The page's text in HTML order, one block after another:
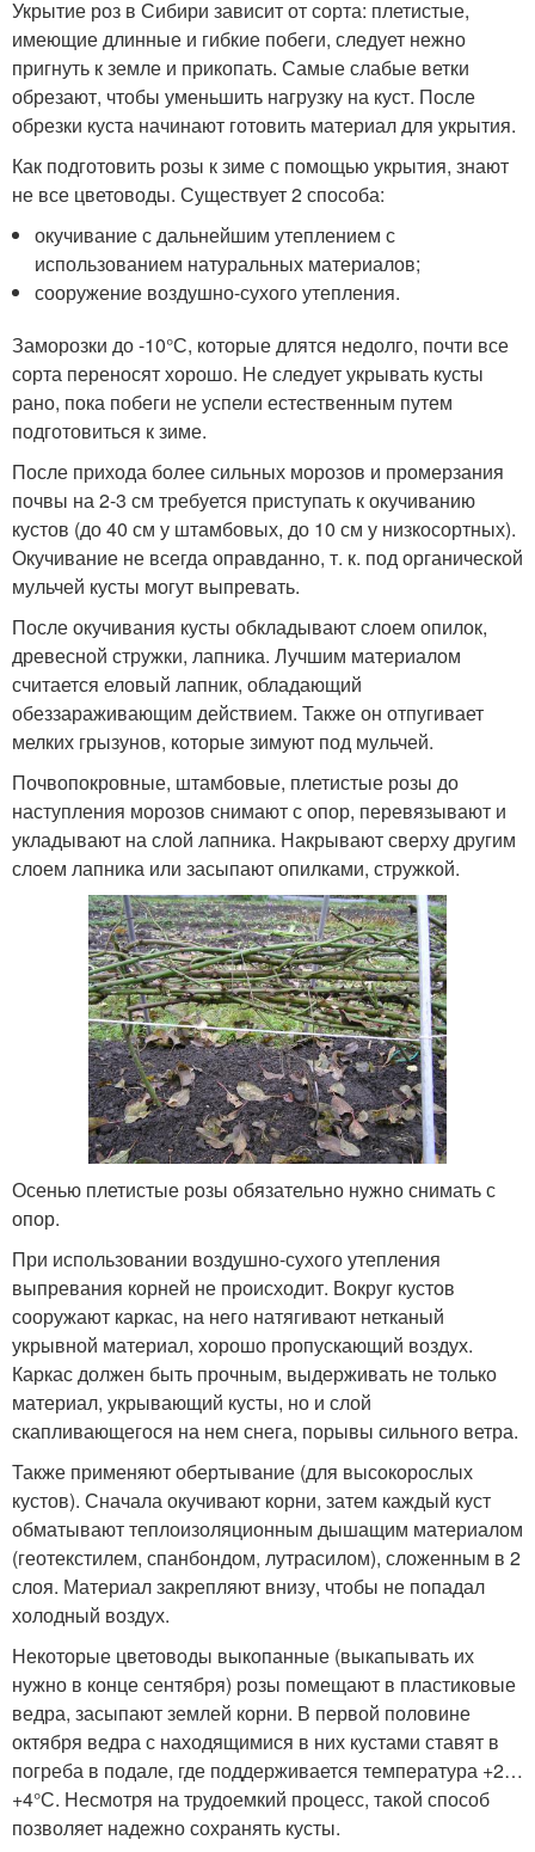
Укрытие роз в Сибири зависит от сорта: плетистые,
имеющие длинные и гибкие побеги, следует нежно
пригнуть к земле и прикопать. Самые слабые ветки
обрезают, чтобы уменьшить нагрузку на куст. После
обрезки куста начинают готовить материал для укрытия.
Как подготовить розы к зиме с помощью укрытия, знают
не все цветоводы. Существует 2 способа:
окучивание с дальнейшим утеплением с
использованием натуральных материалов;
сооружение воздушно-сухого утепления.
Заморозки до -10°С, которые длятся недолго, почти все
сорта переносят хорошо. Не следует укрывать кусты
рано, пока побеги не успели естественным путем
подготовиться к зиме.
После прихода более сильных морозов и промерзания
почвы на 2-3 см требуется приступать к окучиванию
кустов (до 40 см у штамбовых, до 10 см у низкосортных).
Окучивание не всегда оправданно, т. к. под органической
мульчей кусты могут выпревать.
После окучивания кусты обкладывают слоем опилок,
древесной стружки, лапника. Лучшим материалом
считается еловый лапник, обладающий
обеззараживающим действием. Также он отпугивает
мелких грызунов, которые зимуют под мульчей.
Почвопокровные, штамбовые, плетистые розы до
наступления морозов снимают с опор, перевязывают и
укладывают на слой лапника. Накрывают сверху другим
слоем лапника или засыпают опилками, стружкой.
Осенью плетистые розы обязательно нужно снимать с
опор.
При использовании воздушно-сухого утепления
выпревания корней не происходит. Вокруг кустов
сооружают каркас, на него натягивают нетканый
укрывной материал, хорошо пропускающий воздух.
Каркас должен быть прочным, выдерживать не только
материал, укрывающий кусты, но и слой
скапливающегося на нем снега, порывы сильного ветра.
Также применяют обертывание (для высокорослых
кустов). Сначала окучивают корни, затем каждый куст
обматывают теплоизоляционным дышащим материалом
(геотекстилем, спанбондом, лутрасилом), сложенным в 2
слоя. Материал закрепляют внизу, чтобы не попадал
холодный воздух.
Некоторые цветоводы выкопанные (выкапывать их
нужно в конце сентября) розы помещают в пластиковые
ведра, засыпают землей корни. В первой половине
октября ведра с находящимися в них кустами ставят в
погреба в подале, где поддерживается температура +2…
+4°С. Несмотря на трудоемкий процесс, такой способ
позволяет надежно сохранять кусты.